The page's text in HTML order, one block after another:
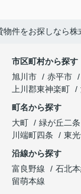
物件をお探しなら株
市区町村から探す
旭川市
赤平市
上川郡東神楽町
町名から探す
大町
緑が丘二条
川端町四条
東
沿線から探す
富良野線
石北
留萌本線